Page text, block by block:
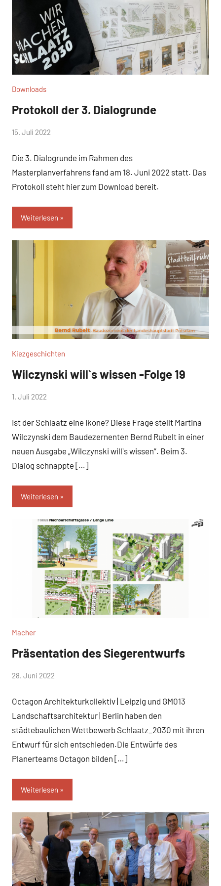
Downloads
Protokoll der 3. Dialogrunde
von
15. Juli 2022
Die 3. Dialogrunde im Rahmen des
Masterplanverfahrens fand am 18. Juni 2022 statt. Das
Protokoll steht hier zum Download bereit.
Weiterlesen
Kiezgeschichten
Wilczynski will`s wissen -Folge 19
von
1. Juli 2022
Ist der Schlaatz eine Ikone? Diese Frage stellt Martina
Wilczynski dem Baudezernenten Bernd Rubelt in einer
neuen Ausgabe „Wilczynski will`s wissen“. Beim 3.
Dialog schnappte […]
Weiterlesen
Macher
Präsentation des Siegerentwurfs
von
28. Juni 2022
Octagon Architekturkollektiv | Leipzig und GM013
Landschaftsarchitektur | Berlin haben den
städtebaulichen Wettbewerb Schlaatz_2030 mit ihren
Entwurf für sich entschieden.Die Entwürfe des
Planerteams Octagon bilden […]
Weiterlesen